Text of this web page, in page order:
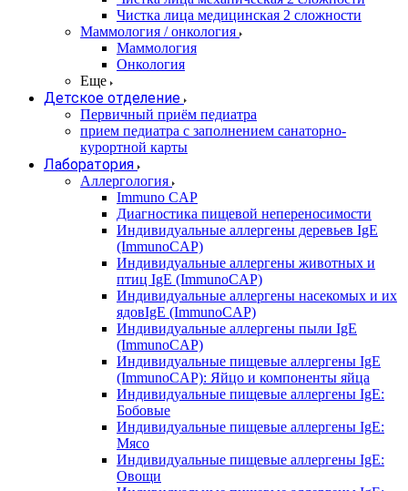
Чистка лица медицинская 2 сложности
Маммология / онкология
Маммология
Онкология
Еще
Детское отделение
Первичный приём педиатра
прием педиатра с заполнением санаторно-
курортной карты
Лаборатория
Аллергология
Immuno CAP
Диагностика пищевой непереносимости
Индивидуальные аллергены деревьев IgE
(ImmunoCAP)
Индивидуальные аллергены животных и
птиц IgE (ImmunoCAP)
Индивидуальные аллергены насекомых и их
ядовIgE (ImmunoCAP)
Индивидуальные аллергены пыли IgE
(ImmunoCAP)
Индивидуальные пищевые аллергены IgE
(ImmunoCAP): Яйцо и компоненты яйца
Индивидуальные пищевые аллергены IgE:
Бобовые
Индивидуальные пищевые аллергены IgE:
Мясо
Индивидуальные пищевые аллергены IgE:
Овощи